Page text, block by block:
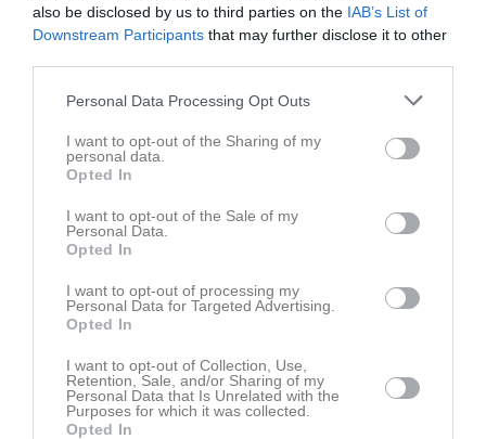
also be disclosed by us to third parties on the IAB’s List of
Downstream Participants that may further disclose it to other
Personal Data Processing Opt Outs
I want to opt-out of the Sharing of my
personal data.
Opted In
I want to opt-out of the Sale of my
Personal Data.
Opted In
I want to opt-out of processing my
Personal Data for Targeted Advertising.
Opted In
I want to opt-out of Collection, Use,
Retention, Sale, and/or Sharing of my
Personal Data that Is Unrelated with the
Purposes for which it was collected.
Opted In
Ingen video uppladdad
Logga in och ladda upp ert första klipp
Inget album finns skapat
Logga in som administratör och skapa ert första album
På gång Kalender